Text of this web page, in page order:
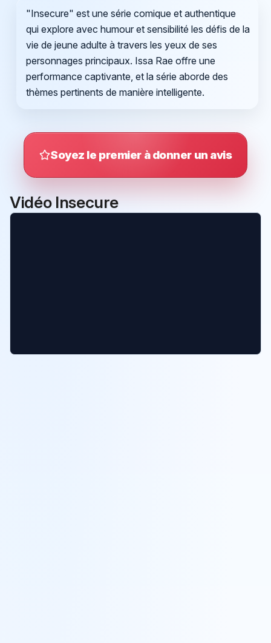
"Insecure" est une série comique et authentique
qui explore avec humour et sensibilité les défis de la
vie de jeune adulte à travers les yeux de ses
personnages principaux. Issa Rae offre une
performance captivante, et la série aborde des
thèmes pertinents de manière intelligente.
Soyez le premier à donner un avis
Vidéo Insecure